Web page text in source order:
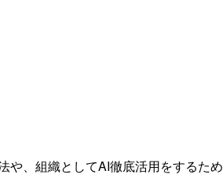
や、組織としてAI徹底活用をするた